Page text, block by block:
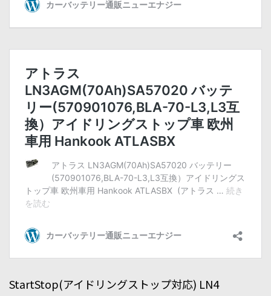
StartStop(アイドリングストップ対応) LN4